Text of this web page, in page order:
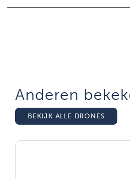
Anderen
BEKIJK ALLE DRONES